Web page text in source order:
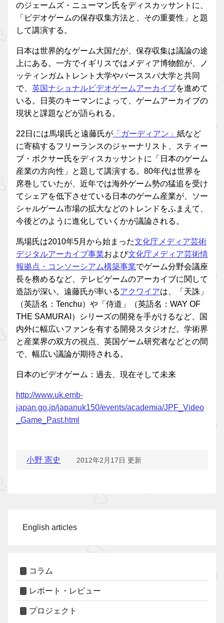
のジェームズ・ニューマン氏をディスカッサントに、
「ビデオゲームの保存収集方法と、その重要性」と題
して講演する。
日本は世界的なゲーム大国だが、保存収集は議論の途
上にある。一方でイギリスではメディア博物館が、ノ
ッティンガムトレント大学やバーススパ大学と共同
で、 英国ナショナルビデオゲームアーカイブを進めて
いる。日英のキーマンによって、ゲームアーカイブの
現状と課題などが語られる。
22日には馬場氏と遠藤氏が 「ガーディアン」 紙など
に寄稿するフリーランスのジャーナリスト、スティー
ブ・ボクサー氏をディスカッサントに「日本のゲーム
産業の方向性」と題して講演する。80年代は世界を
席巻していたが、近年では海外ゲーム勢の猛追を受け
てシェアを低下させている日本のゲーム産業が、ソー
シャルゲーム市場の拡大などのトレンドをふまえて、
今後どのように進化していくかが議論される。
馬場氏は2010年5月から始まった文化庁メディア芸術
デジタルアーカイブ事業および文化庁メディア芸術情
報拠点・コンソーシアム構築事業でゲーム分野会議座
長を務めるなど、テレビゲームのアーカイブに関して
造詣が深い。遠藤氏が率いるアクワイアは、「天誅」
（英語名：Tenchu）や「侍道」（英語名：WAY OF
THE SAMURAI）シリーズの開発を手がけるなど、国
内外に幅広いファンを有する開発スタジオだ。学術界
と産業界の双方の視点、英国ゲーム研究者などとの間
で、幅広い議論が期待される。
日本のビデオゲーム：過去、現在そして未来
http://www.uk.emb-
japan.go.jp/japanuk150/events/academia/JPF_Video
_Game_Past.html
小野 憲史 2012年2月17日 更新
English articles
コラム
レポート・レビュー
プロジェクト